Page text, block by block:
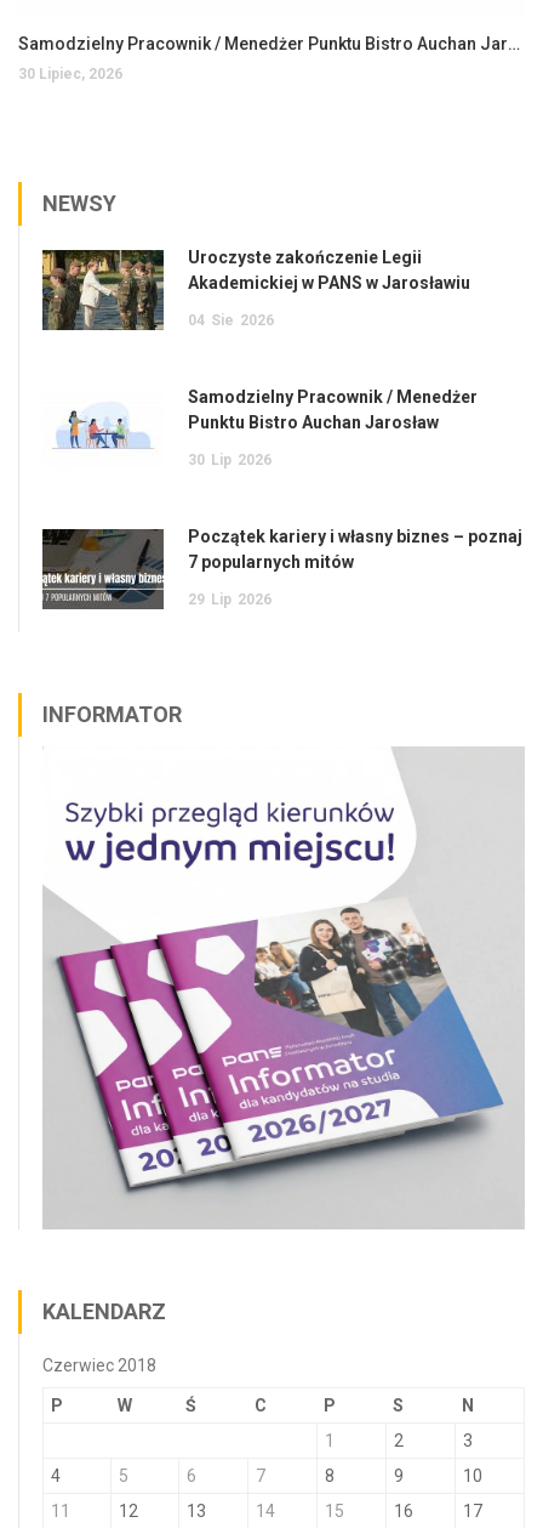
Samodzielny Pracownik / Menedżer Punktu Bistro Auchan Jarosław
30 Lipiec, 2026
NEWSY
Uroczyste zakończenie Legii
Akademickiej w PANS w Jarosławiu
04 Sie 2026
Samodzielny Pracownik / Menedżer
Punktu Bistro Auchan Jarosław
30 Lip 2026
Początek kariery i własny biznes – poznaj
7 popularnych mitów
29 Lip 2026
INFORMATOR
KALENDARZ
Czerwiec 2018
P W Ś C P S N
1 2
3
4
5 6 7 8 9
10
11
12 13 14 15 16
17